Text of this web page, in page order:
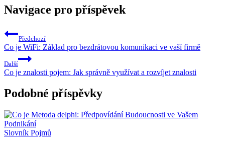
Navigace pro příspěvek
Předchozí
Co je WiFi: Základ pro bezdrátovou komunikaci ve vaší firmě
Další
Co je znalosti pojem: Jak správně využívat a rozvíjet znalosti
Podobné příspěvky
Slovník Pojmů